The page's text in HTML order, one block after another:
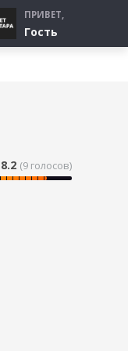
ПРИВЕТ,
Гость
8.2 (9 голосов)